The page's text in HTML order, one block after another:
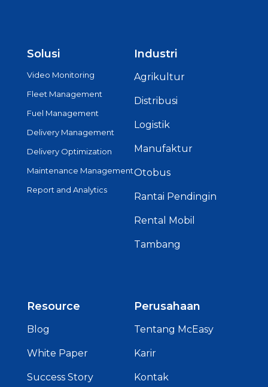
Solusi
Video Monitoring
Fleet Management
Fuel Management
Delivery Management
Delivery Optimization
Maintenance Management
Report and Analytics
Industri
Agrikultur
Distribusi
Logistik
Manufaktur
Otobus
Rantai Pendingin
Rental Mobil
Tambang
Resource
Blog
White Paper
Success Story
Perusahaan
Tentang McEasy
Karir
Kontak